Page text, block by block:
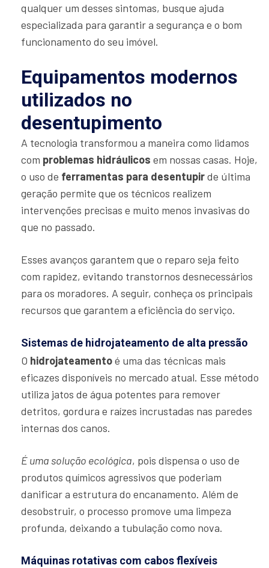
qualquer um desses sintomas, busque ajuda
especializada para garantir a segurança e o bom
funcionamento do seu imóvel.
Equipamentos modernos
utilizados no
desentupimento
A tecnologia transformou a maneira como lidamos
com problemas hidráulicos em nossas casas. Hoje,
o uso de ferramentas para desentupirde última
geração permite que os técnicos realizem
intervenções precisas e muito menos invasivas do
que no passado.
Esses avanços garantem que o reparo seja feito
com rapidez, evitando transtornos desnecessários
para os moradores. A seguir, conheça os principais
recursos que garantem a eficiência do serviço.
Sistemas de hidrojateamento de alta pressão
O hidrojateamentoé uma das técnicas mais
eficazes disponíveis no mercado atual. Esse método
utiliza jatos de água potentes para remover
detritos, gordura e raízes incrustadas nas paredes
internas dos canos.
É uma solução ecológica, pois dispensa o uso de
produtos químicos agressivos que poderiam
danificar a estrutura do encanamento. Além de
desobstruir, o processo promove uma limpeza
profunda, deixando a tubulação como nova.
Máquinas rotativas com cabos flexíveis